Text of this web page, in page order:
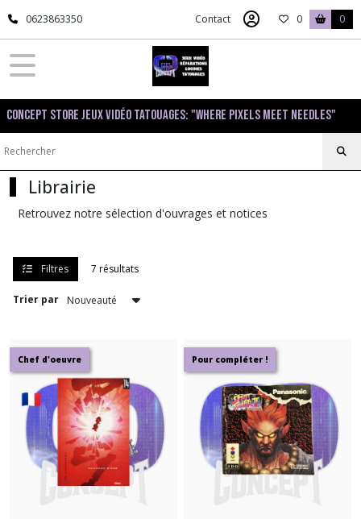
0623863350 Contact 0 0
Concept Store Jeux Vidéo Tatouages: "Where pixels meet needles"
Librairie
Retrouvez notre sélection d'ouvrages et notices
Filtres 7 résultats
Trier par
Chef d'oeuvre Pour compléter !
Fermer
FILTRES
Tous
les
Librairie
(1)
Guides
(4)
Mangas
(1)
Afficher